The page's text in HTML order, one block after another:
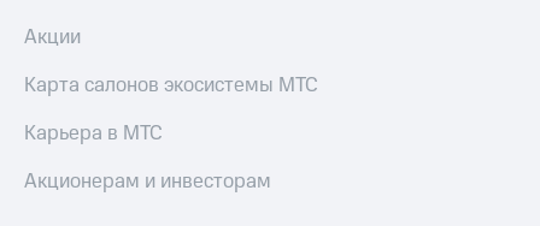
Акции
Карта салонов экосистемы МТС
Карьера в МТС
Акционерам и инвесторам